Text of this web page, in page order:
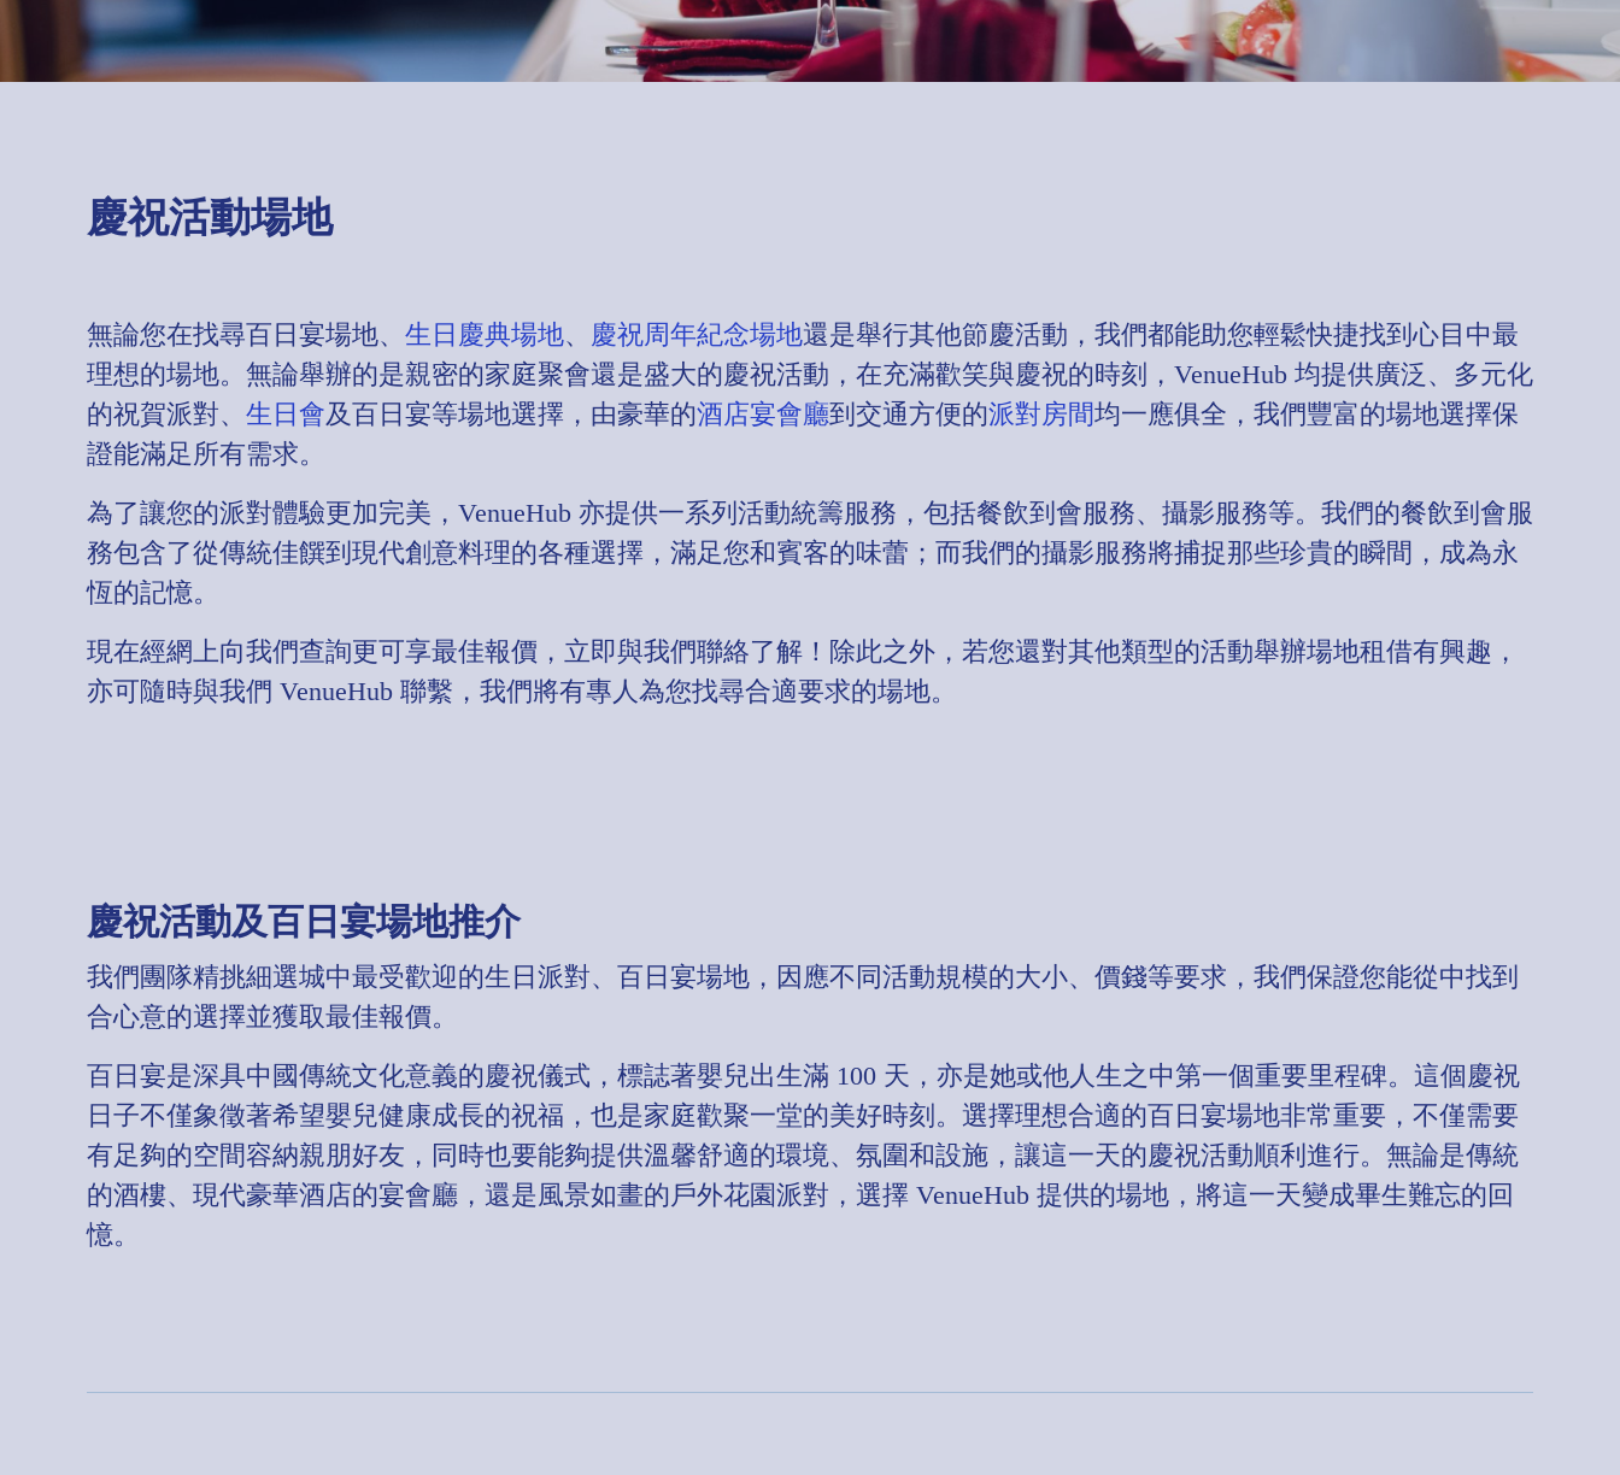
慶祝活動場地
無論您在找尋百日宴場地、 生日慶典場地、 慶祝周年紀念場地還是舉行其他節慶活動，我們都能助您輕鬆快捷找到心目中最
理想的場地。無論舉辦的是親密的家庭聚會還是盛大的慶祝活動，在充滿歡笑與慶祝的時刻，VenueHub 均提供廣泛、多元化
的祝賀派對、 生日會及百日宴等場地選擇，由豪華的酒店宴會廳到交通方便的派對房間均一應俱全，我們豐富的場地選擇保
證能滿足所有需求。
為了讓您的派對體驗更加完美，VenueHub 亦提供一系列活動統籌服務，包括餐飲到會服務、攝影服務等。我們的餐飲到會服
務包含了從傳統佳饌到現代創意料理的各種選擇，滿足您和賓客的味蕾；而我們的攝影服務將捕捉那些珍貴的瞬間，成為永
恆的記憶。
現在經網上向我們查詢更可享最佳報價，立即與我們聯絡了解！除此之外，若您還對其他類型的活動舉辦場地租借有興趣，
亦可隨時與我們 VenueHub 聯繫，我們將有專人為您找尋合適要求的場地。
慶祝活動及百日宴場地推介
我們團隊精挑細選城中最受歡迎的生日派對、百日宴場地，因應不同活動規模的大小、價錢等要求，我們保證您能從中找到
合心意的選擇並獲取最佳報價。
百日宴是深具中國傳統文化意義的慶祝儀式，標誌著嬰兒出生滿 100 天，亦是她或他人生之中第一個重要里程碑。這個慶祝
日子不僅象徵著希望嬰兒健康成長的祝福，也是家庭歡聚一堂的美好時刻。選擇理想合適的百日宴場地非常重要，不僅需要
有足夠的空間容納親朋好友，同時也要能夠提供溫馨舒適的環境、氛圍和設施，讓這一天的慶祝活動順利進行。無論是傳統
的酒樓、現代豪華酒店的宴會廳，還是風景如畫的戶外花園派對，選擇 VenueHub 提供的場地，將這一天變成畢生難忘的回
憶。